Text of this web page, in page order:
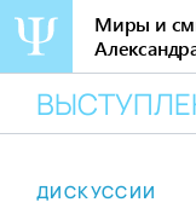
содержанию
Миры и
ДИСКУССИИ